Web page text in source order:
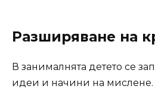
Разширяване на
В занималнята детето се
идеи и начини на мислене.